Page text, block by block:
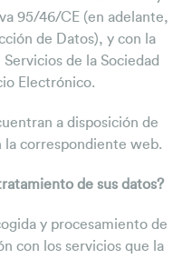
95/46/CE (en adelante,
de Datos), y con la
de la Sociedad
Electrónico.
a disposición de
la correspondiente web.
de sus datos?
y procesamiento de
con los servicios que la